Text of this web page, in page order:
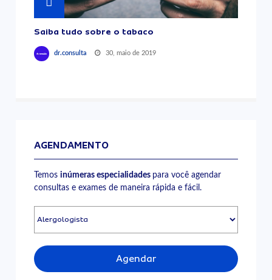
Saiba tudo sobre o tabaco
dr.consulta 30, maio de 2019
AGENDAMENTO
Temosinúmeras especialidades para você agendar
consultas e exames de maneira rápida e fácil.
Agendar